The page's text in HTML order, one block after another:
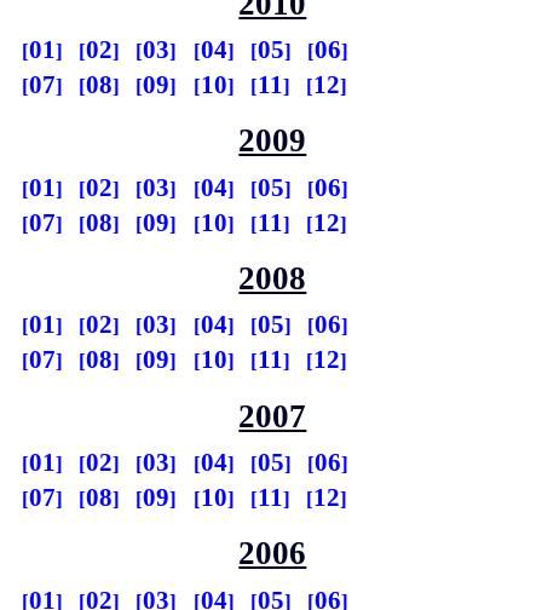
01 02 03 04 05
06
07
08 09 10 11 12
2009
01 02 03 04 05
06
07
08 09 10 11 12
2008
01 02 03 04 05
06
07
08 09 10 11 12
2007
01 02 03 04 05
06
07
08 09 10 11 12
2006
01 02 03 04 05
06